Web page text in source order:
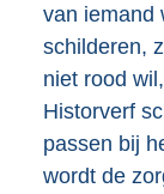
van iemand
schilderen,
niet rood
Historverf
passen bij
wordt de